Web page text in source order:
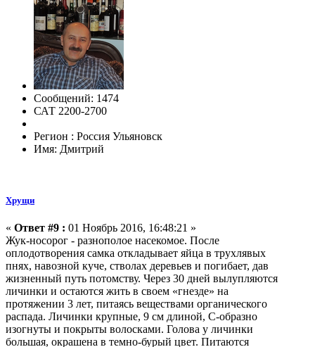
Сообщений: 1474
САТ 2200-2700
Регион : Россия Ульяновск
Имя: Дмитрий
Хрущи
« Ответ #9 : 01 Ноябрь 2016, 16:48:21 »
Жук-носорог - разнополое насекомое. После
оплодотворения самка откладывает яйца в трухлявых
пнях, навозной куче, стволах деревьев и погибает, дав
жизненный путь потомству. Через 30 дней вылупляются
личинки и остаются жить в своем «гнезде» на
протяжении 3 лет, питаясь веществами органического
распада. Личинки крупные, 9 см длиной, С-образно
изогнуты и покрыты волосками. Голова у личинки
большая, окрашена в темно-бурый цвет. Питаются